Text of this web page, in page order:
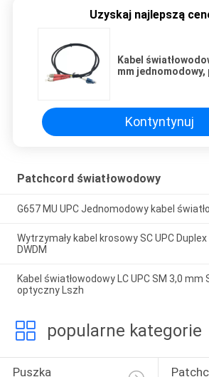
Uzyskaj najlepszą
Kabel
mm
Kontyntynuj
Patchcord światłowodowy
G657 MU UPC Jednomodowy kabel
Wytrzymały kabel krosowy SC UPC
DWDM
Kabel światłowodowy LC UPC SM 3,0 mm
optyczny Lszh
popularne kategorie
Puszka